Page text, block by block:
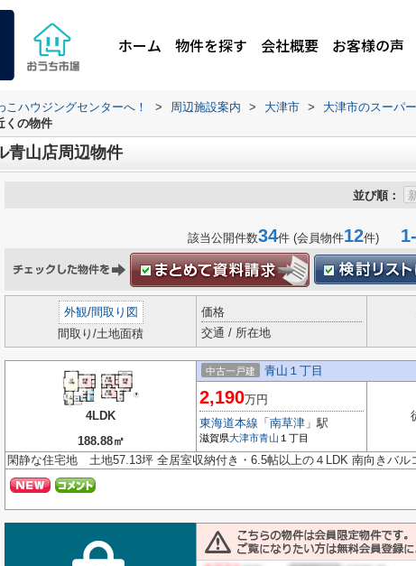
ホーム 物件を探す 会社概要 お客様の声
ハウジングセンターへ！ > 周辺施設案内 > 大津市 > 大津市のスーパー
くの物件
青山店周辺物件
並び順：
該当公開件数34件 (会員物件12件) 1-
外観/間取り図
間取り/土地面積
価格
交通 / 所在地
4LDK
188.88㎡
中古一戸建 青山１丁目
2,190万円
東海道本線 「 南草津 」駅
滋賀県大津市青山 １丁目
閑静な住宅地 土地57.13坪 全居室収納付き・6.5帖以上の４LDK 南向きバル